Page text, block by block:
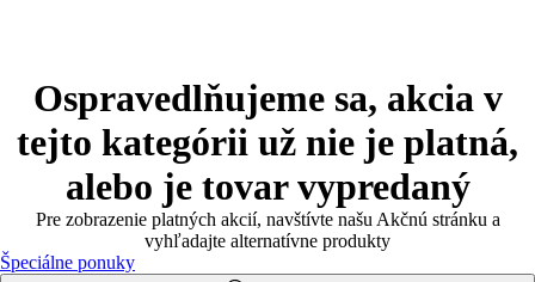
Ospravedlňujeme sa, akcia v
tejto kategórii už nie je platná,
alebo je tovar vypredaný
Pre zobrazenie platných akcií, navštívte našu Akčnú stránku a
vyhľadajte alternatívne produkty
Špeciálne ponuky